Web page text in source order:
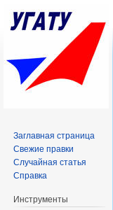
Заглавная страница
Свежие правки
Случайная статья
Справка
Инструменты